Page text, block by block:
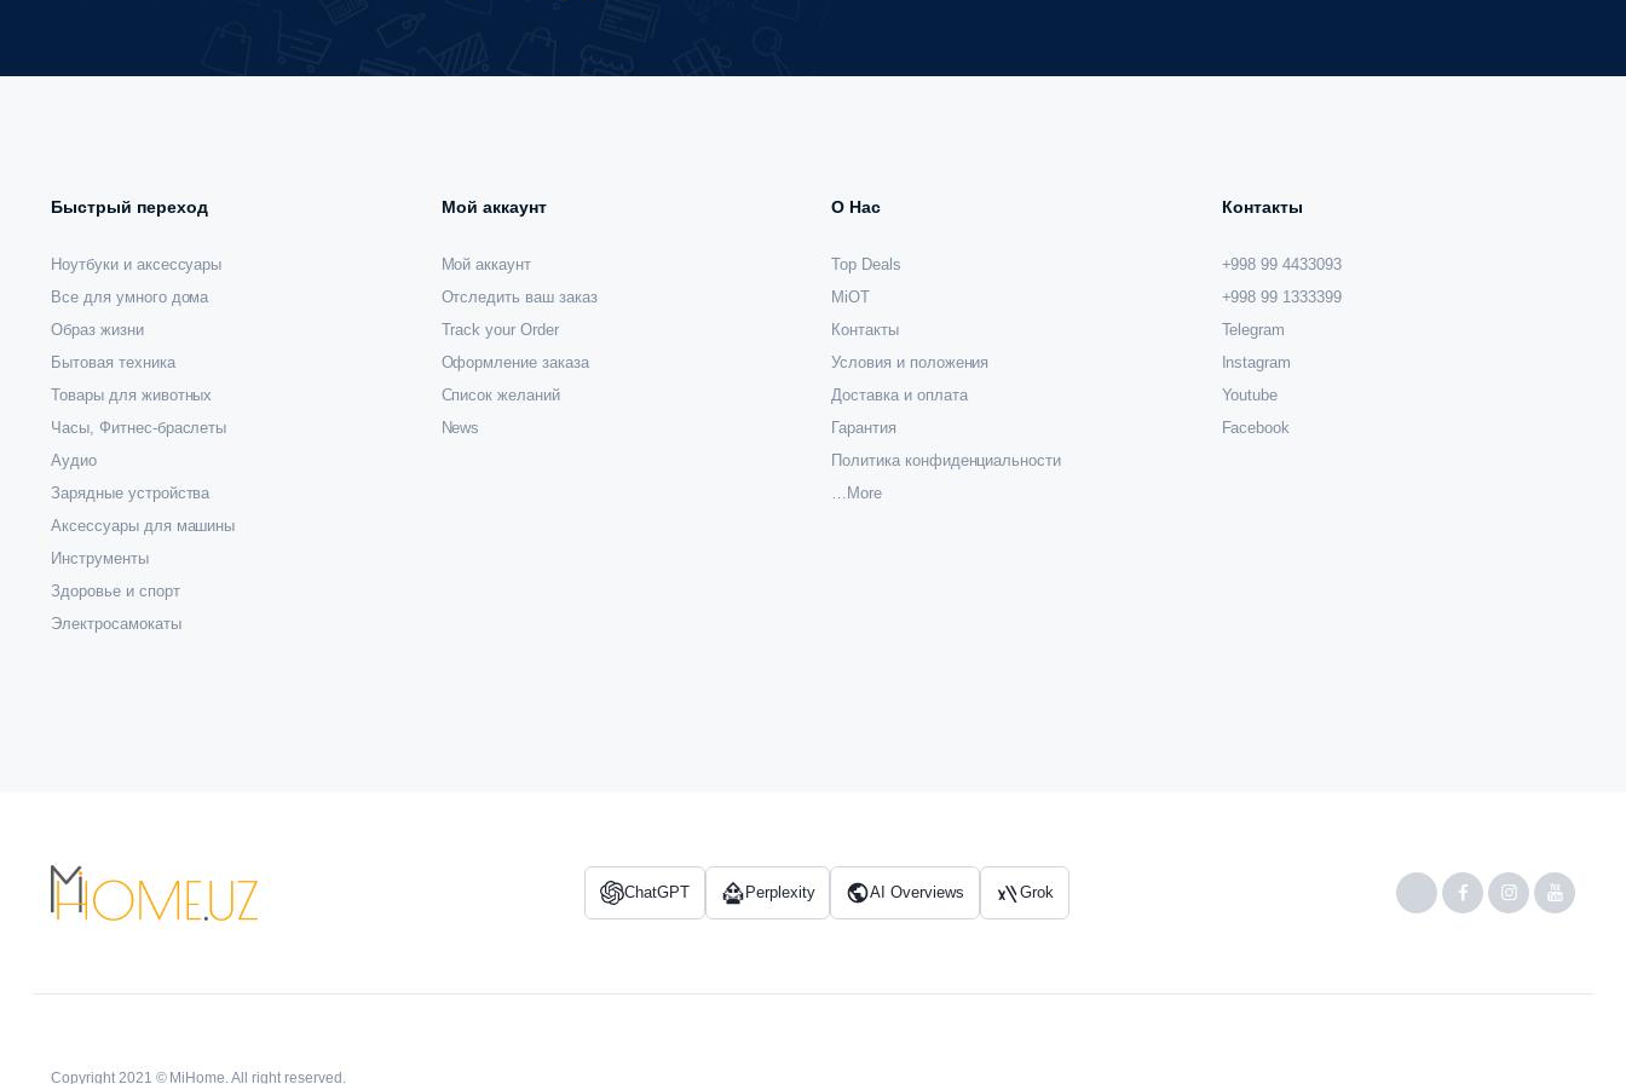
Быстрый переход
Ноутбуки и аксессуары
Все для умного дома
Образ жизни
Бытовая техника
Товары для животных
Часы, Фитнес-браслеты
Аудио
Зарядные устройства
Аксессуары для машины
Инструменты
Здоровье и спорт
Электросамокаты
Мой аккаунт
Мой аккаунт
Отследить ваш заказ
Track your Order
Оформление заказа
Список желаний
News
О Нас
Top Deals
MiOT
Контакты
Условия и положения
Доставка и оплата
Гарантия
Политика конфиденциальности
…More
Контакты
+998 99 4433093
+998 99 1333399
Telegram
Instagram
Youtube
Facebook
ChatGPT Perplexity AI Overviews Grok
Copyright 2021 © MiHome. All right reserved.